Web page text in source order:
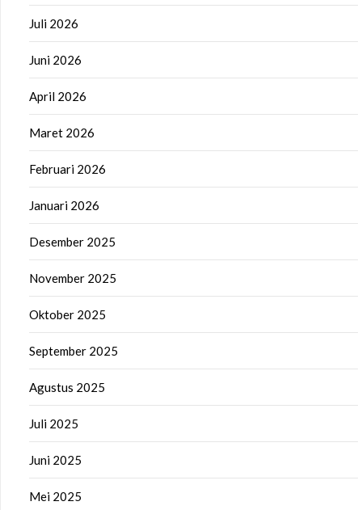
Juli 2026
Juni 2026
April 2026
Maret 2026
Februari 2026
Januari 2026
Desember 2025
November 2025
Oktober 2025
September 2025
Agustus 2025
Juli 2025
Juni 2025
Mei 2025